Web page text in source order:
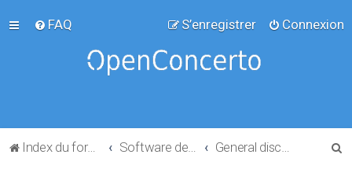
FAQ Connexion
S’enregistrer
Index du forum